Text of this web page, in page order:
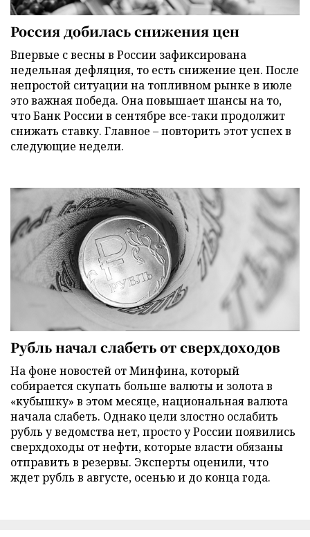
Россия добилась снижения цен
Впервые с весны в России зафиксирована
недельная дефляция, то есть снижение цен. После
непростой ситуации на топливном рынке в июле
это важная победа. Она повышает шансы на то,
что Банк России в сентябре все-таки продолжит
снижать ставку. Главное – повторить этот успех в
следующие недели.
Рубль начал слабеть от сверхдоходов
На фоне новостей от Минфина, который
собирается скупать больше валюты и золота в
«кубышку» в этом месяце, национальная валюта
начала слабеть. Однако цели злостно ослабить
рубль у ведомства нет, просто у России появились
сверхдоходы от нефти, которые власти обязаны
отправить в резервы. Эксперты оценили, что
ждет рубль в августе, осенью и до конца года.